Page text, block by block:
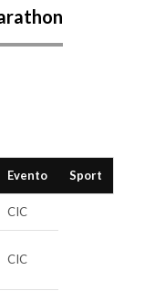
Evento Sport
CIC
CIC